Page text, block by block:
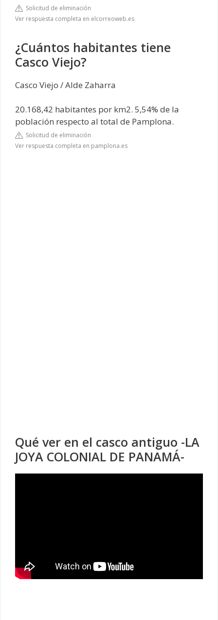
Solicitud de eliminación
Ver respuesta completa en elcorreoweb.es
¿Cuántos habitantes tiene
Casco Viejo?
Casco Viejo / Alde Zaharra
20.168,42 habitantes por km2. 5,54% de la
población respecto al total de Pamplona.
Solicitud de eliminación
Ver respuesta completa en pamplona.es
Qué ver en el casco antiguo -LA
JOYA COLONIAL DE PANAMÁ-